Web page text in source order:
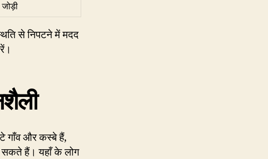
से निपटने में मदद
गाँव और कस्बे हैं,
हैं। यहाँ के लोग